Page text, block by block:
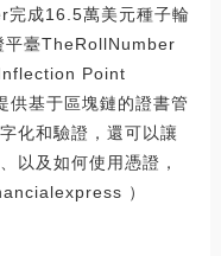
完成16.5萬美元種子輪
平臺TheRollNumber
Point
基于區塊鏈的證書管
化和驗證，還可以讓
以及如何使用憑證，
）